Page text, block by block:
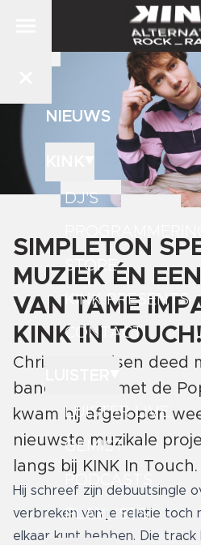
NIEUWS
DJ'S
STORE
KINK PRESENTS
CONTACT
LUISTER LIVE
GEMIST
PODCASTS
PLAYLISTS
SIMPLETON
MUZIEK ÉN
VAN TAME
KINK IN TOUCH!
Chris Berendsen deed
band al mee met de
kwam hij afgelopen
nieuwste muzikale
langs bij KINK In Touch.
Hij schreef zijn debuutsingle
verbreken van je relatie toch
elkaar kunt hebben. Die track